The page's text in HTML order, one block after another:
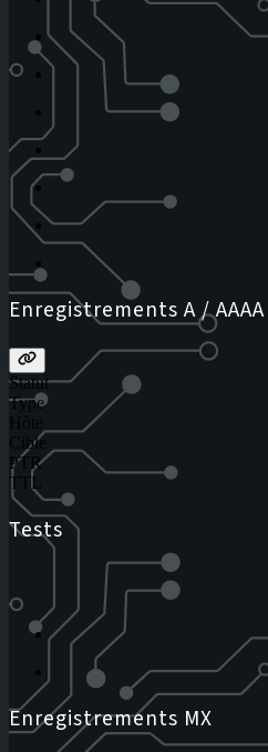
Enregistrements A / AAAA
Statut
Type
Hôte
Cible
PTR
TTL
Tests
Enregistrements MX